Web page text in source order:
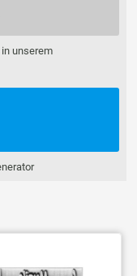
unserem